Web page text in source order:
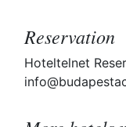
Reservation
Hoteltelnet